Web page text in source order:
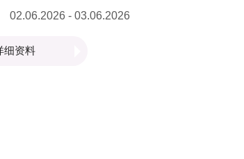
02.06.2026 - 03.06.2026
细资料